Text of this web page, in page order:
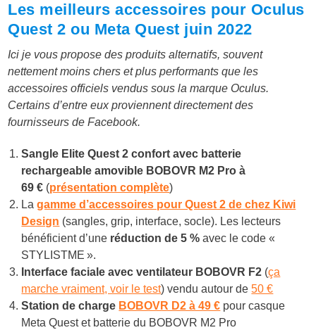
Les meilleurs accessoires pour Oculus
Quest 2 ou Meta Quest juin 2022
Ici je vous propose des produits alternatifs, souvent
nettement moins chers et plus performants que les
accessoires officiels vendus sous la marque Oculus.
Certains d’entre eux proviennent directement des
fournisseurs de Facebook.
Sangle Elite Quest 2 confort avec batterie
rechargeable amovible BOBOVR M2 Pro à
69 € (présentation complète)
Lagamme d’accessoires pour Quest 2 de chez Kiwi
Design (sangles, grip, interface, socle). Les lecteurs
bénéficient d’une réduction de 5 % avec le code «
STYLISTME ».
Interface faciale avec ventilateur BOBOVR F2 (ça
marche vraiment, voir le test) vendu autour de50 €
Station de charge BOBOVR D2 à 49 € pour casque
Meta Quest et batterie du BOBOVR M2 Pro